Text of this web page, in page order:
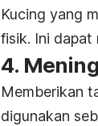
Kucing yang
fisik. Ini dapat
4.
Memberikan
digunakan